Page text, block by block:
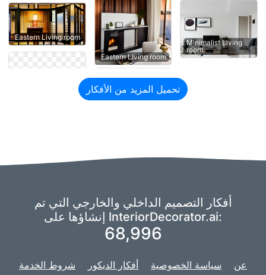
Eastern Living room
Eastern Living room
Minimalist Living
room
تحميل المزيد من الأفكار
أفكار التصميم الداخلي والخارجي التي تم
إنشاؤها على InteriorDecorator.ai:
68,996
عن سياسة الخصوصية أفكار الديكور
شروط الخدمة